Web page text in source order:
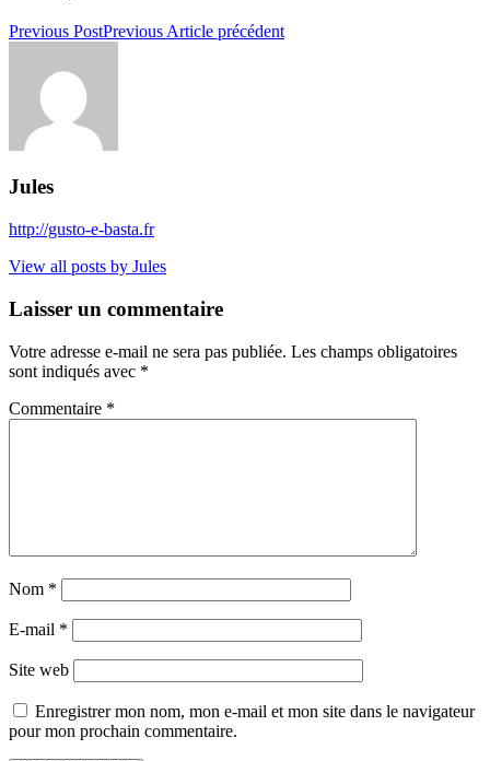
Previous PostPrevious Article précédent
Jules
http://gusto-e-basta.fr
View all posts by Jules
Laisser un commentaire
Votre adresse e-mail ne sera pas publiée. Les champs obligatoires
sont indiqués avec *
Commentaire *
Nom *
E-mail *
Site web
Enregistrer mon nom, mon e-mail et mon site dans le navigateur
pour mon prochain commentaire.